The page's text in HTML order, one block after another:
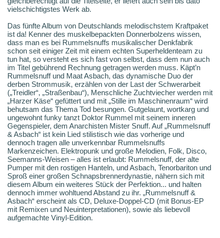
vielschichtigstes Werk ab.
Das fünfte Album von Deutschlands melodischstem Kraftpaket
ist da! Kenner des muskelbepackten Donnerbolzens wissen,
dass man es bei Rummelsnuffs musikalischer Denkfabrik
schon seit einiger Zeit mit einem echten Superheldenteam zu
tun hat, so versteht es sich fast von selbst, dass dem nun auch
im Titel gebührend Rechnung getragen werden muss. Käpt’n
Rummelsnuff und Maat Asbach, das dynamische Duo der
derben Strommusik, erzählen von der Last der Schwerarbeit
(„Treidler“, „Straßenbau“), Menschliche Zuchtviecher werden mit
„Harzer Käse“ gefüttert und mit „Stille im Maschinenraum“ wird
behutsam das Thema Tod besungen. Gutgelaunt, wortkarg und
ungewohnt funky tanzt Doktor Rummel mit seinem inneren
Gegenspieler, dem Anarchisten Mister Snuff. Auf „Rummelsnuff
& Asbach“ ist kein Lied stilistisch wie das vorherige und
dennoch tragen alle unverkennbar Rummelsnuffs
Markenzeichen. Elektropunk und große Melodien, Folk, Disco,
Seemanns-Weisen – alles ist erlaubt: Rummelsnuff, der alte
Pumper mit den rostigen Hanteln, und Asbach, Tenorbariton und
Sproß einer großen Schnapsbrennerdynastie, nähern sich mit
diesem Album ein weiteres Stück der Perfektion... und halten
dennoch immer wohltuend Abstand zu ihr. „Rummelsnuff &
Asbach“ erscheint als CD, Deluxe-Doppel-CD (mit Bonus-EP
mit Remixen und Neuinterpretationen), sowie als liebevoll
aufgemachte Vinyl-Edition.